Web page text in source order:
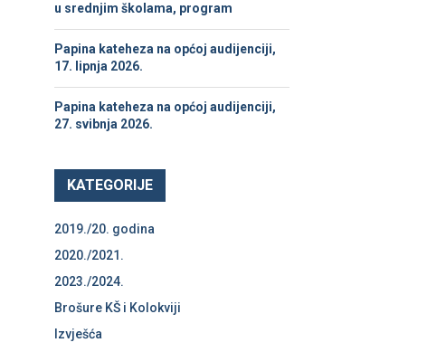
u srednjim školama, program
Papina kateheza na općoj audijenciji,
17. lipnja 2026.
Papina kateheza na općoj audijenciji,
27. svibnja 2026.
KATEGORIJE
2019./20. godina
2020./2021.
2023./2024.
Brošure KŠ i Kolokviji
Izvješća